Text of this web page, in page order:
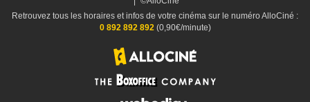
Retrouvez tous les horaires et infos de votre cinéma sur le numéro AlloCiné :
0 892 892 892(0,90€/minute)